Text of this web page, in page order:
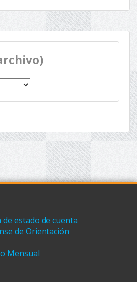
de estado de cuenta
de Orientación
Mensual